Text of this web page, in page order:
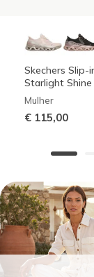
Skechers Slip-
Starlight Shine
Mulher
€ 115,00